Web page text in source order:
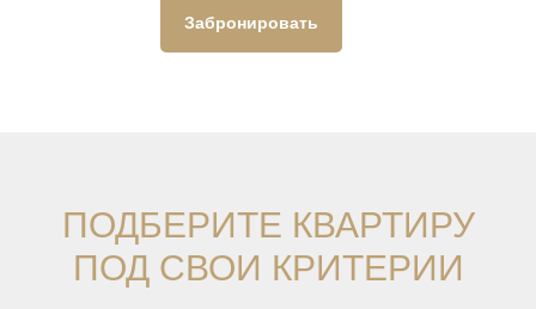
Забронировать
ПОДБЕРИТЕ КВАРТИРУ
ПОД СВОИ КРИТЕРИИ